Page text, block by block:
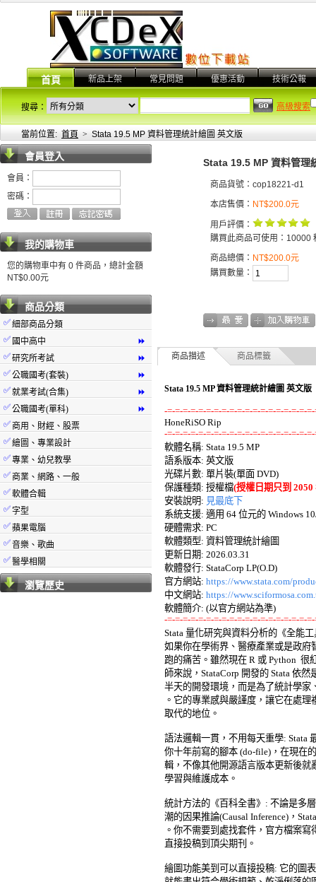
首頁 新品上架 常見問題 優惠活動 技術公報
搜尋： 高級搜索
當前位置: 首頁 > Stata 19.5 MP 資料管理統計繪圖 英文版
會員登入
會員：
密碼：
我的購物車
您的購物車中有 0 件商品，總計金額
NT$0.00元
商品分類
✅細部商品分類
⏩
✅ 國中高中
⏩
✅研究所考試
⏩
✅公職國考(套裝)
⏩
✅就業考試(合集)
⏩
✅公職國考(單科)
✅ 商用、財經、股票
✅繪圖、專業設計
✅專業、幼兒教學
✅ 商業、網路、一般
✅軟體合輯
✅字型
✅蘋果電腦
✅音樂、歌曲
✅醫學相關
瀏覽歷史
Stata 19.5 MP 資料管理
商品貨號：cop18221-d1
本店售價： NT$200.0元
用戶評價：
購買此商品可使用：10000
商品總價： NT$200.0元
購買數量：
商品描述 商品標籤
Stata 19.5 MP 資料管理統計繪圖 英文版
-=-=-=-=-=-=-=-=-=-=-=-=-=-=-=-=-=-=-
-=-=-=-=-=-=-=-=-=-=-=-=-=-=-=-=-=-=-
軟體名稱: Stata 19.5 MP
語系版本: 英文版
光碟片數: 單片裝(單面 DVD)
保護種類: 授權檔(授權日期只到 2050
安裝說明: 見最底下
系統支援: 適用 64 位元的 Windows
硬體需求: PC
軟體類型: 資料管理統計繪圖
更新日期: 2026.03.31
軟體發行: StataCorp LP(O.D)
官方網站: https://www.stata.com/
中文網站: https://
-=-=-=-=-=-=-=-=-=-=-=-=-=-=-=-=-=-=-
Stata 量化研究與資料分析的《全能
如果你在學術界、醫療產業或是政
跑的痛苦。雖然現在 R 或 Python
師來說，StataCorp 開發的 Stata 依
半天的開發環境，而是為了統計學
。它的專業感與嚴謹度，讓它在處
取代的地位。
語法邏輯一貫，不用每天重學: Stata
你十年前寫的腳本 (do-file)，在現在
輯，不像其他開源語言版本更新後
學習與維護成本。
統計方法的《百科全書》: 不論是多
潮的因果推論(Causal Inference)，
。你不需要到處找套件，官方檔案
直接投稿到頂尖期刊。
繪圖功能美到可以直接投稿: 它的圖